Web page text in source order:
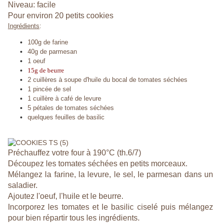
Niveau: facile
Pour environ 20 petits cookies
Ingrédients:
100g de farine
40g de parmesan
1 oeuf
15g de beurre
2 cuillères à soupe d'huile du bocal de tomates séchées
1 pincée de sel
1 cuillère à café de levure
5 pétales de tomates séchées
quelques feuilles de basilic
Préchauffez votre four à 190°C (th.6/7)
Découpez les tomates séchées en petits morceaux.
Mélangez la farine, la levure, le sel, le parmesan dans un
saladier.
Ajoutez l'oeuf, l'huile et le beurre.
Incorporez les tomates et le basilic ciselé puis mélangez
pour bien répartir tous les ingrédients.